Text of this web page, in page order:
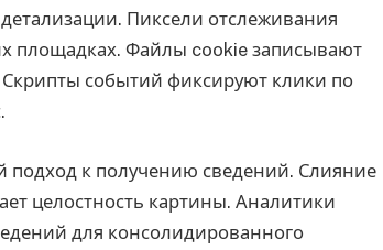
Пиксели отслеживания
площадках. Файлы cookie записывают
событий фиксируют клики по
к получению сведений. Слияние
целостность картины. Аналитики
для консолидированного